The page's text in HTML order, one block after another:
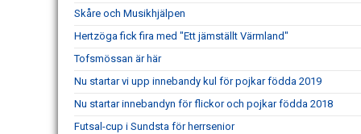
Skåre och Musikhjälpen
Hertzöga fick fira med "Ett jämställt Värmland"
Tofsmössan är här
Nu startar vi upp innebandy kul för pojkar födda 2019
Nu startar innebandyn för flickor och pojkar födda 2018
Futsal-cup i Sundsta för herrsenior